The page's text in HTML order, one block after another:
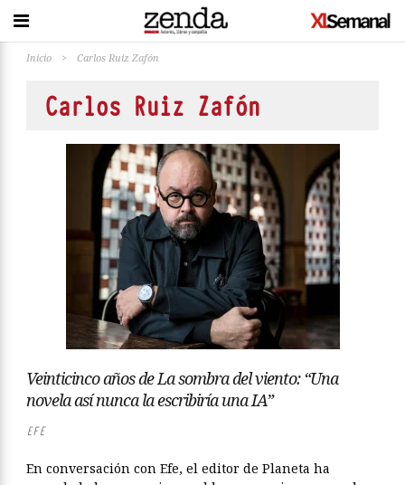
Inicio > Carlos Ruiz Zafón
Carlos Ruiz Zafón
Veinticinco años de La sombra del viento: “Una
novela así nunca la escribiría una IA”
EFE
En conversación con Efe, el editor de Planeta ha